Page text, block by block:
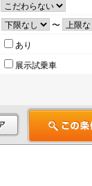
〜
あり
展示試乗車